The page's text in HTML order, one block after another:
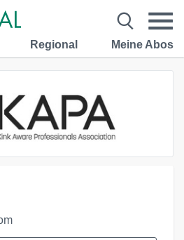
Regional Meine Abos